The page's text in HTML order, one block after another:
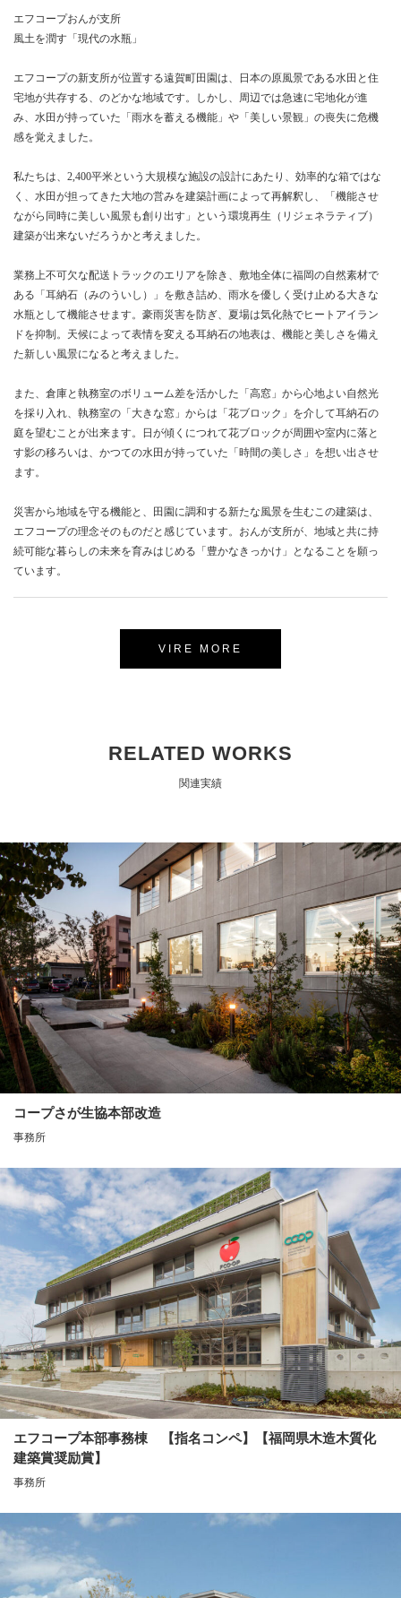
エフコープおんが支所
風土を潤す「現代の水瓶」
エフコープの新支所が位置する遠賀町田園は、日本の原風景である水田と住
宅地が共存する、のどかな地域です。しかし、周辺では急速に宅地化が進
み、水田が持っていた「雨水を蓄える機能」や「美しい景観」の喪失に危機
感を覚えました。
私たちは、2,400平米という大規模な施設の設計にあたり、効率的な箱ではな
く、水田が担ってきた大地の営みを建築計画によって再解釈し、「機能させ
ながら同時に美しい風景も創り出す」という環境再生（リジェネラティブ）
建築が出来ないだろうかと考えました。
業務上不可欠な配送トラックのエリアを除き、敷地全体に福岡の自然素材で
ある「耳納石（みのういし）」を敷き詰め、雨水を優しく受け止める大きな
水瓶として機能させます。豪雨災害を防ぎ、夏場は気化熱でヒートアイラン
ドを抑制。天候によって表情を変える耳納石の地表は、機能と美しさを備え
た新しい風景になると考えました。
また、倉庫と執務室のボリューム差を活かした「高窓」から心地よい自然光
を採り入れ、執務室の「大きな窓」からは「花ブロック」を介して耳納石の
庭を望むことが出来ます。日が傾くにつれて花ブロックが周囲や室内に落と
す影の移ろいは、かつての水田が持っていた「時間の美しさ」を想い出させ
ます。
災害から地域を守る機能と、田園に調和する新たな風景を生むこの建築は、
エフコープの理念そのものだと感じています。おんが支所が、地域と共に持
続可能な暮らしの未来を育みはじめる「豊かなきっかけ」となることを願っ
ています。
VIRE MORE
RELATED WORKS
関連実績
コープさが生協本部改造
事務所
エフコープ本部事務棟 【指名コンペ】【福岡県木造木質化
建築賞奨励賞】
事務所